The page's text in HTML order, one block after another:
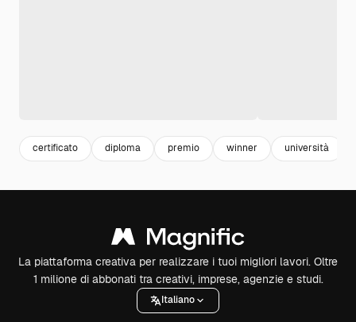
certificato diploma premio winner università
La piattaforma creativa per realizzare i tuoi migliori lavori. Oltre
1 milione di abbonati tra creativi, imprese, agenzie e studi.
Italiano